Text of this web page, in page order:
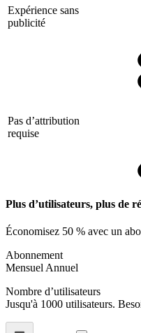
Expérience sans
publicité
Pas d’attribution
requise
Plus d’utilisateurs, plus de
Économisez 50 % avec un
Abonnement
Mensuel Annuel
Nombre d’utilisateurs
Jusqu'à 1000 utilisateurs.